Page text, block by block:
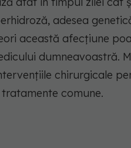
adesea
această afecțiune
dumneavoastră.
chirurgicale
comune.